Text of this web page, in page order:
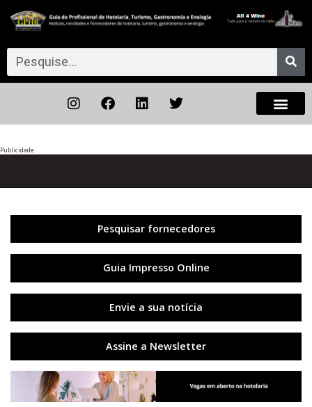
Publicidade
Pesquisar fornecedores
Guia Impresso Online
Envie a sua notícia
Assine a Newsletter